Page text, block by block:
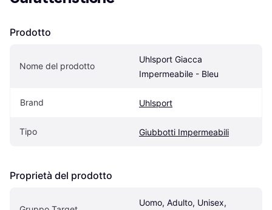
Prodotto
Nome del prodotto
Uhlsport Giacca
Impermeabile - Bleu
Brand Uhlsport
Tipo Giubbotti Impermeabili
Proprietà del prodotto
Uomo, Adulto, Unisex,